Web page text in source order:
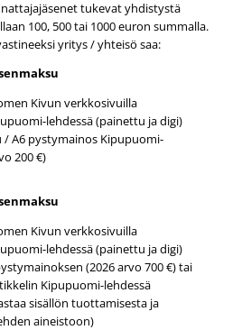
tukevat yhdistystä
100, 500 tai 1000 euron summalla.
yritys / yhteisö saa:
Kivun verkkosivuilla
lehdessä (painettu ja digi)
/ A6 pystymainos Kipupuomi-
200 €)
Kivun verkkosivuilla
lehdessä (painettu ja digi)
(2026 arvo 700 €) tai
Kipupuomi-lehdessä
sisällön tuottamisesta ja
aineistoon)